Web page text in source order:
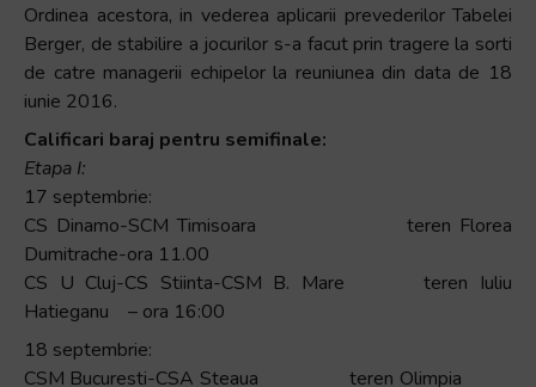
Ordinea acestora, in vederea aplicarii prevederilor Tabelei
Berger, de stabilire a jocurilor s-a facut prin tragere la sorti
de catre managerii echipelor la reuniunea din data de 18
iunie 2016.
Calificari baraj pentru semifinale:
Etapa I:
17 septembrie:
CS Dinamo-SCM Timisoara teren Florea
Dumitrache-ora 11.00
CS U Cluj-CS Stiinta-CSM B. Mare teren Iuliu
Hatieganu – ora 16:00
18 septembrie:
CSM Bucuresti-CSA Steaua
teren Olimpia